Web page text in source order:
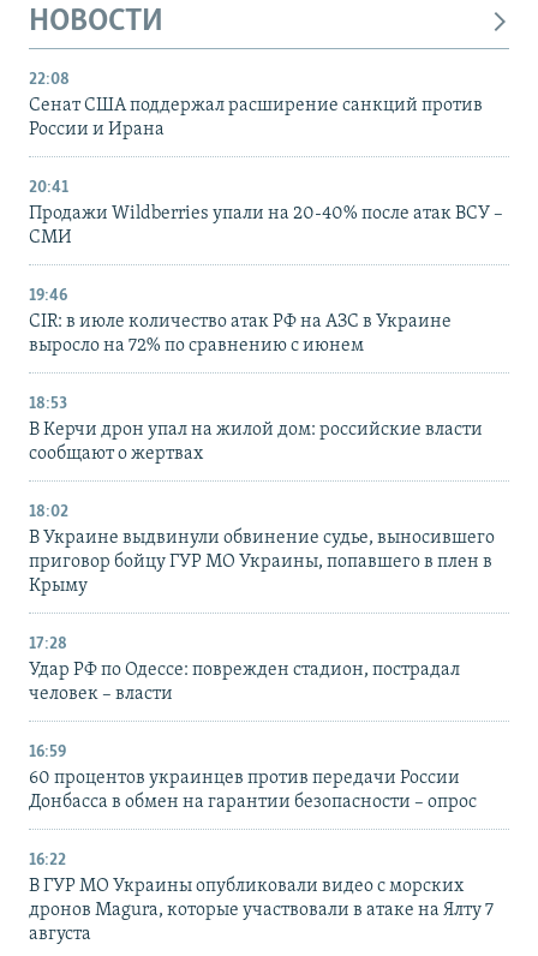
НОВОСТИ
22:08
Сенат США поддержал расширение санкций против
России и Ирана
20:41
Продажи Wildberries упали на 20-40% после атак ВСУ –
СМИ
19:46
CIR: в июле количество атак РФ на АЗС в Украине
выросло на 72% по сравнению с июнем
18:53
В Керчи дрон упал на жилой дом: российские власти
сообщают о жертвах
18:02
В Украине выдвинули обвинение судье, выносившего
приговор бойцу ГУР МО Украины, попавшего в плен в
Крыму
17:28
Удар РФ по Одессе: поврежден стадион, пострадал
человек – власти
16:59
60 процентов украинцев против передачи России
Донбасса в обмен на гарантии безопасности – опрос
16:22
В ГУР МО Украины опубликовали видео с морских
дронов Magura, которые участвовали в атаке на Ялту 7
августа